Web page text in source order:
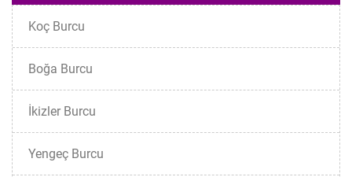
Koç Burcu
Boğa Burcu
İkizler Burcu
Yengeç Burcu